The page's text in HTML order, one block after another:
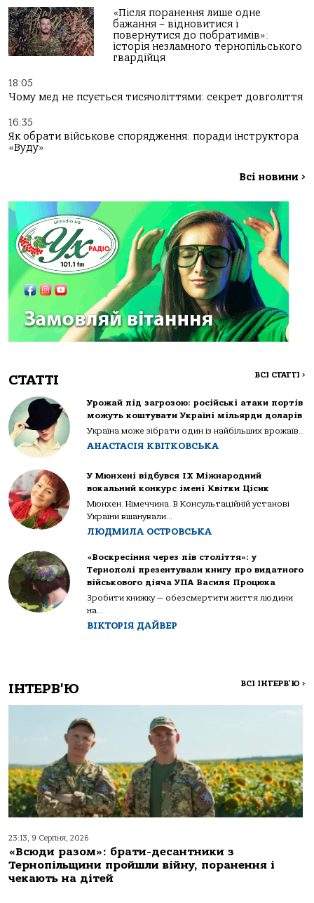
«Після поранення лише одне
бажання – відновитися і
повернутися до побратимів»:
історія незламного тернопільського
гвардійця
18:05
Чому мед не псується тисячоліттями: секрет довголіття
16:35
Як обрати військове спорядження: поради інструктора
«Вуду»
Всі новини >
СТАТТІ ВСІ СТАТТІ >
Урожай під загрозою: російські атаки портів
можуть коштувати Україні мільярди доларів
Україна може зібрати один із найбільших врожаїв...
АНАСТАСІЯ КВІТКОВСЬКА
У Мюнхені відбувся IX Міжнародний
вокальний конкурс імені Квітки Цісик
Мюнхен. Німеччина. В Консультаційній установі
України вшанували...
ЛЮДМИЛА ОСТРОВСЬКА
«Воскресіння через пів століття»: у
Тернополі презентували книгу про видатного
військового діяча УПА Василя Процюка
Зробити книжку — обезсмертити життя людини
на...
ВІКТОРІЯ ДАЙВЕР
ІНТЕРВ'Ю ВСІ ІНТЕРВ'Ю >
23:13, 9 Серпня, 2026
«Всюди разом»: брати-десантники з
Тернопільщини пройшли війну, поранення і
чекають на дітей